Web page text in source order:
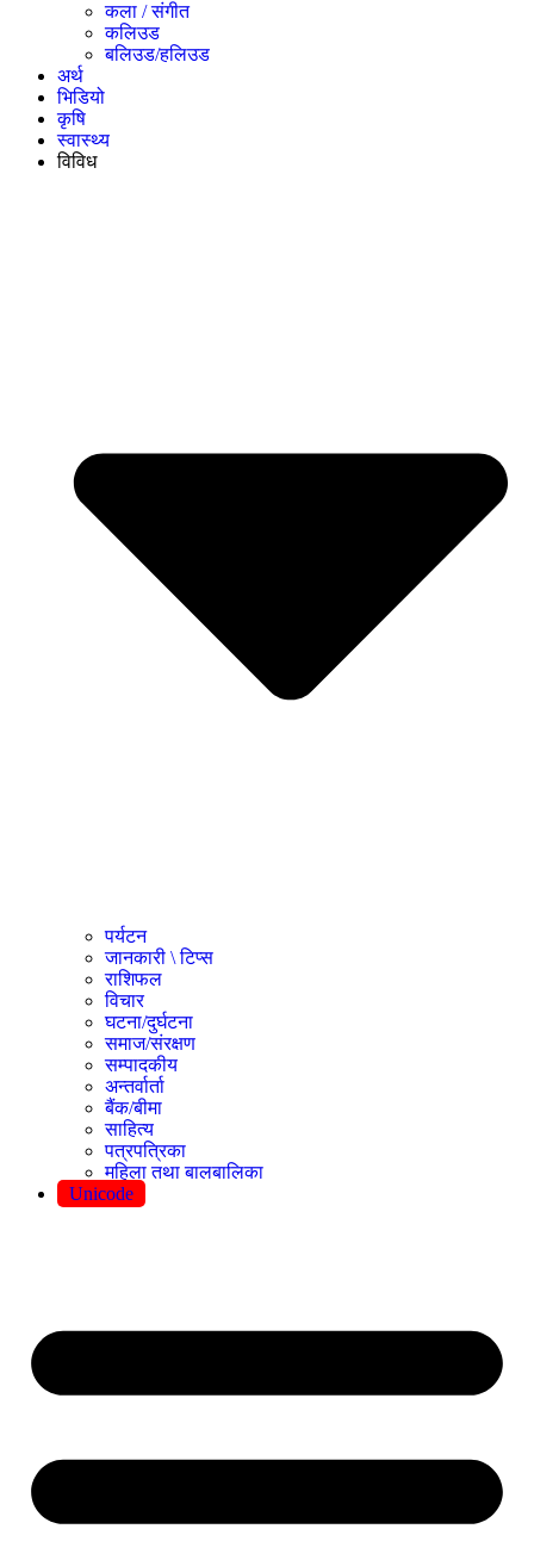
कला / संगीत​
कलिउड
बलिउड/हलिउड
अर्थ
भिडियो
कृषि
स्वास्थ्य
विविध
पर्यटन
जानकारी \ टिप्स
राशिफल
विचार
घटना/दुर्घटना
समाज/संरक्षण
सम्पादकीय
अन्तर्वार्ता
बैंक/बीमा
साहित्य
पत्रपत्रिका
महिला तथा बालबालिका
Unicode